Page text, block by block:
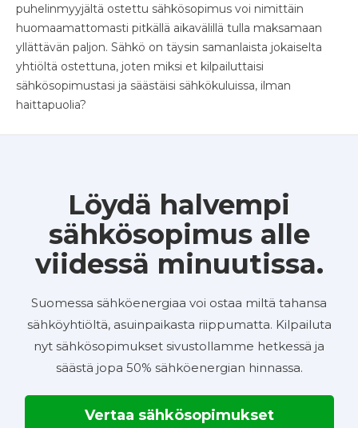
puhelinmyyjältä ostettu sähkösopimus voi nimittäin
huomaamattomasti pitkällä aikavälillä tulla maksamaan
yllättävän paljon. Sähkö on täysin samanlaista jokaiselta
yhtiöltä ostettuna, joten miksi et kilpailuttaisi
sähkösopimustasi ja säästäisi sähkökuluissa, ilman
haittapuolia?
Löydä halvempi
sähkösopimus alle
viidessä minuutissa.
Suomessa sähköenergiaa voi ostaa miltä tahansa
sähköyhtiöltä, asuinpaikasta riippumatta. Kilpailuta
nyt sähkösopimukset sivustollamme hetkessä ja
säästä jopa 50% sähköenergian hinnassa.
Vertaa sähkösopimukset